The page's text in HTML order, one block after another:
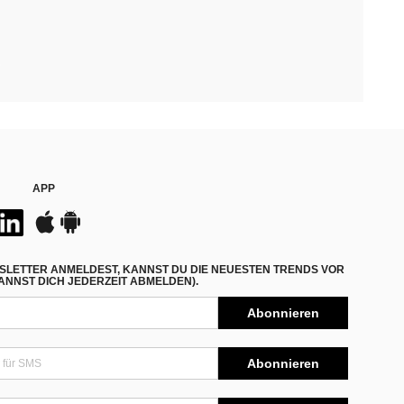
APP
ANMELDEST, KANNST DU DIE NEUESTEN TRENDS VOR
DICH JEDERZEIT ABMELDEN).
Abonnieren
Abonnieren